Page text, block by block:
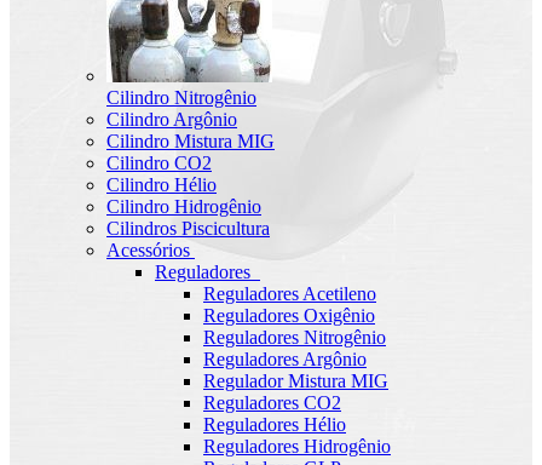
Cilindro Nitrogênio
Cilindro Argônio
Cilindro Mistura MIG
Cilindro CO2
Cilindro Hélio
Cilindro Hidrogênio
Cilindros Piscicultura
Acessórios
Reguladores
Reguladores Acetileno
Reguladores Oxigênio
Reguladores Nitrogênio
Reguladores Argônio
Regulador Mistura MIG
Reguladores CO2
Reguladores Hélio
Reguladores Hidrogênio